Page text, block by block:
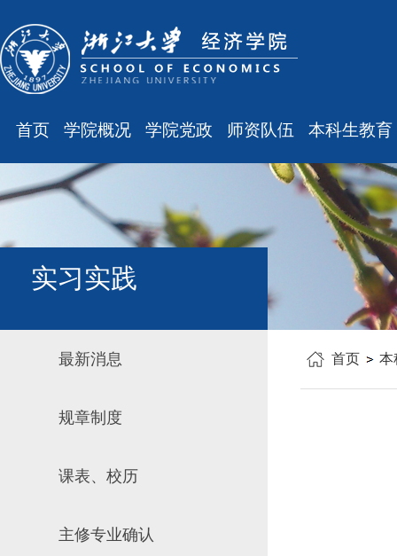
首页 学院概况
学院简介
现任领导
组织结构
学科设置
学院党政
会议通知
会议纪要
工会之声
师资队伍
最新消息
职称晋升
人事培训
博士后管理
本科生教育
最新消息
规章制度
课表、校历
主修专业确认
学籍管理
教学与教务
毕业论文
科研训练
实习实践
最新消息
规章制度
课表、校历
主修专业确认
首页 本